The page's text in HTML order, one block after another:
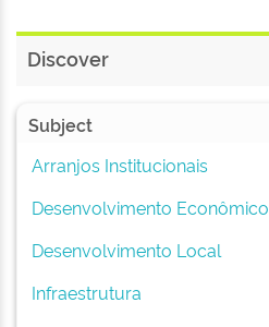
Discover
Subject
Arranjos Institucionais
Desenvolvimento Econômico
Desenvolvimento Local
Infraestrutura